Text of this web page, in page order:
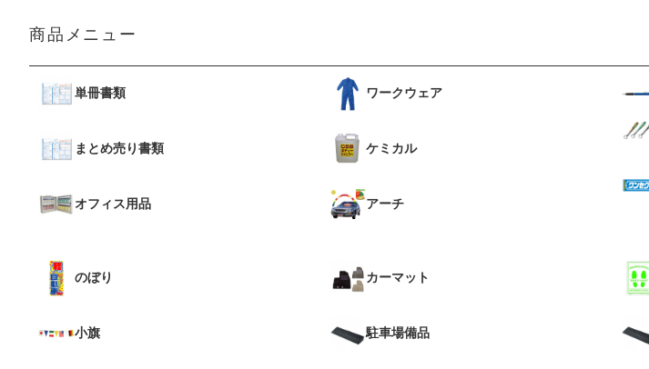
商品メニュー
単冊書類
まとめ売り書類
オフィス用品
ワークウェア
ケミカル
アーチ
のぼり
小旗
カーマット
駐車場備品